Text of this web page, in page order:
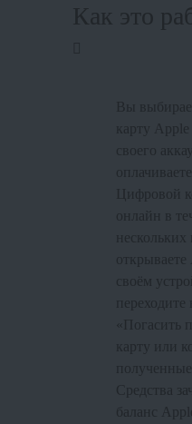
Как это
Вы
карту
своего
своём
«Погасить
карту или
Средства
баланс